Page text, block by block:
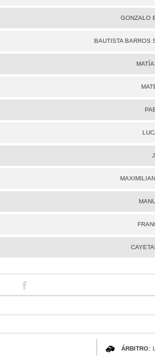
GONZALO
BAUTISTA BARROS
ÁRBITRO: